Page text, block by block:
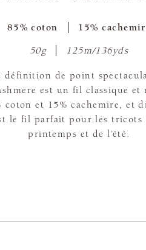
85% coton 15%
50g 125m/136yds
définition de point
est un fil classique et
coton et 15% cachemire, et
le fil parfait pour les tricots
printemps et de l’été.